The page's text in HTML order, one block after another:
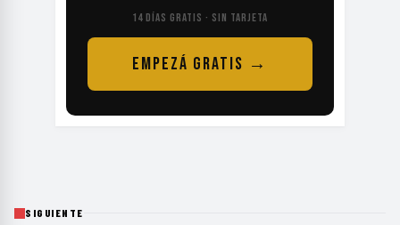
14 DÍAS GRATIS · SIN TARJETA
EMPEZÁ GRATIS →
SIGUIENTE